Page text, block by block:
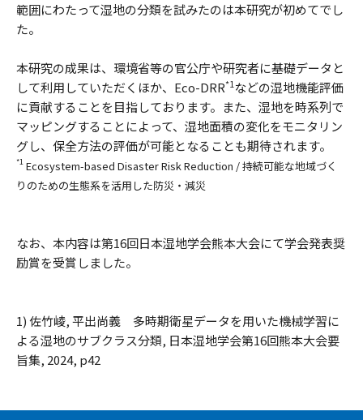
範囲にわたって湿地の分類を試みたのは本研究が初めてでし
た。
本研究の成果は、環境省等の官公庁や研究者に基礎データと
して利用していただくほか、Eco-DRR*1などの湿地機能評価
に貢献することを目指しております。また、湿地を時系列で
マッピングすることによって、湿地面積の変化をモニタリン
グし、保全方法の評価が可能となることも期待されます。
*1 Ecosystem-based Disaster Risk Reduction / 持続可能な地域づく
りのための生態系を活用した防災・減災
なお、本内容は第16回日本湿地学会熊本大会にて学会発表奨
励賞を受賞しました。
1) 佐竹崚, 平出尚義 多時期衛星データを用いた機械学習に
よる湿地のサブクラス分類, 日本湿地学会第16回熊本大会要
旨集, 2024, p42